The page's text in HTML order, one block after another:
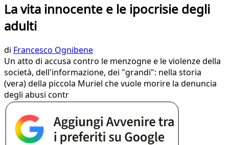
La vita innocente e le ipocrisie degli
adulti
di Francesco Ognibene
Un atto di accusa contro le menzogne e le violenze della
società, dell'informazione, dei "grandi": nella storia
(vera) della piccola Muriel che vuole morire la denuncia
degli abusi contr